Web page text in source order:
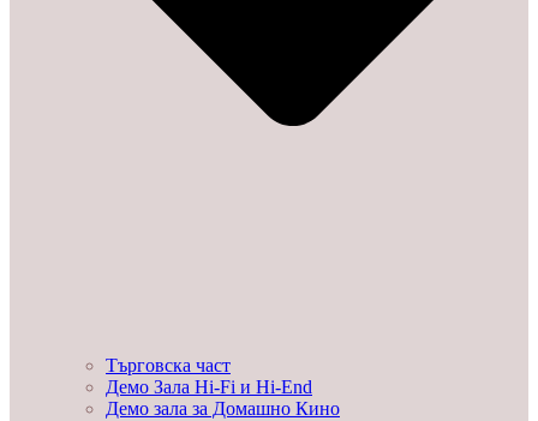
Търговска част
Демо Зала Hi-Fi и Hi-End
Демо зала за Домашно Кино